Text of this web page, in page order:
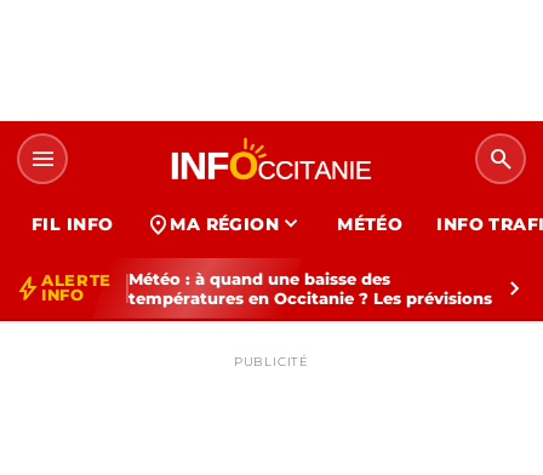
menu search
FIL INFO location_on MA RÉGION expand_more MÉTÉO INFO
bolt ALERTE
INFO
Météo : à quand une baisse des
températures en Occitanie ? Les prévisions
chevron_right
PUBLICITÉ